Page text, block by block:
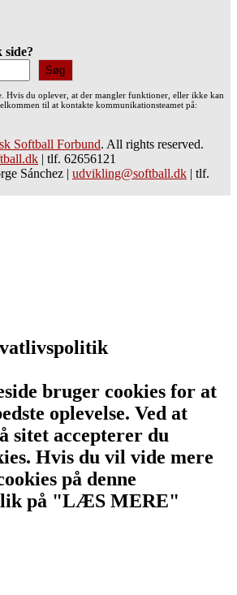
side?
Søg
Hvis du oplever, at der mangler funktioner, eller ikke kan
til at kontakte kommunikationsteamet på:
Softball Forbund. All rights reserved.
| tlf. 62656121
Sánchez | udvikling@softball.dk | tlf.
bruger cookies for at
oplevelse. Ved at
sitet accepterer du
Hvis du vil vide mere
på denne
på "LÆS MERE"